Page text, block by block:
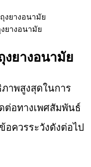
ยางอนามัย
งยางอนามัย
าพสูงสุดในการ
ต่อทางเพศสัมพันธ์
ควรระวังดังต่อไป